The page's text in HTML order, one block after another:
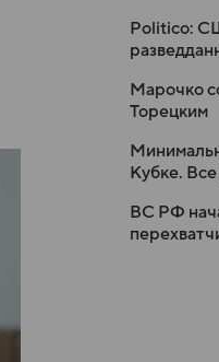
Politico:
Марочко
Торецким
Кубке.
ВС РФ